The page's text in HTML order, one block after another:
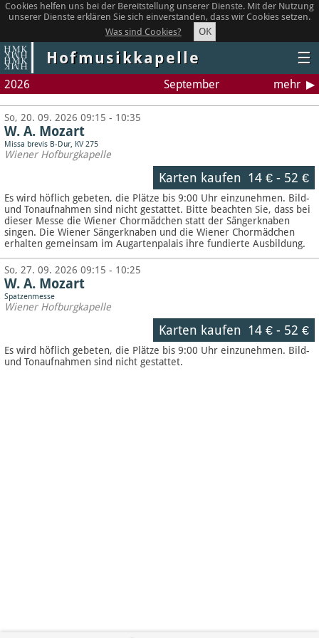
Cookies helfen uns bei der Bereitstellung unserer Dienste. Mit der Nutzung
unserer Dienste erklären Sie sich einverstanden, dass wir Cookies setzen.
Was sind Cookies?
OK
Hofmusikkapelle ☰
2026 September mehr
So, 20. 09. 2026 09:15 - 10:35
W. A. Mozart
Missa brevis B-Dur, KV 275
Wiener Hofburgkapelle
Karten kaufen 14 €- 52 €
Es wird höflich gebeten, die Plätze bis 9:00 Uhr einzunehmen. Bild-
und Tonaufnahmen sind nicht gestattet. Bitte beachten Sie, dass bei
dieser Messe die Wiener Chormädchen statt der Sängerknaben
singen. Die Wiener Sängerknaben und die Wiener Chormädchen
erhalten gemeinsam im Augartenpalais ihre fundierte Ausbildung.
So, 27. 09. 2026 09:15 - 10:25
W. A. Mozart
Spatzenmesse
Wiener Hofburgkapelle
Karten kaufen 14 €- 52 €
Es wird höflich gebeten, die Plätze bis 9:00 Uhr einzunehmen. Bild-
und Tonaufnahmen sind nicht gestattet.